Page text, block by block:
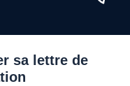
sa lettre de